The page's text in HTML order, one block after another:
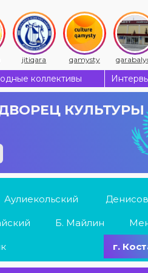
jitiqara qamysty
коллективы
КУЛЬТУРЫ
Аулиекольский
Б. Майлин
г.